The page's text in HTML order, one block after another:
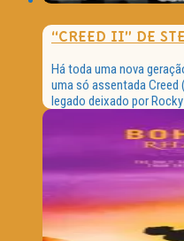
“CREED II” DE
Há toda uma nova
uma só assentada Creed
legado deixado por Rocky